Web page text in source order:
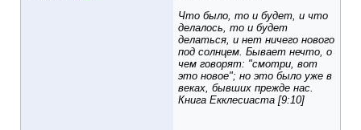
Что было, то и будет, и что
делалось, то и будет
делаться, и нет ничего нового
под солнцем. Бывает нечто, о
чем говорят: "смотри, вот
это новое"; но это было уже в
веках, бывших прежде нас.
Книга Екклесиаста [9:10]